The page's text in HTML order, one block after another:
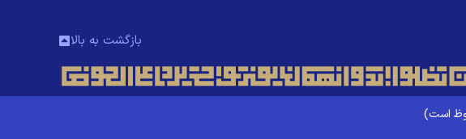
بازگشت به بالا
است)